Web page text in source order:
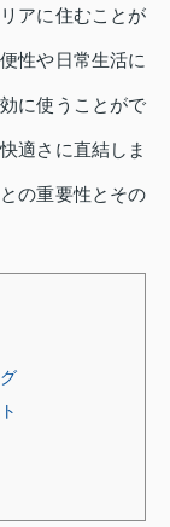
アに住むことが
性や日常生活に
に使うことがで
適さに直結しま
の重要性とその